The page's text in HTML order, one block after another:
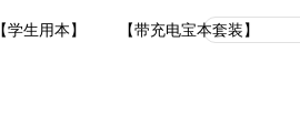
【学生用本】 【带充电宝本套装】